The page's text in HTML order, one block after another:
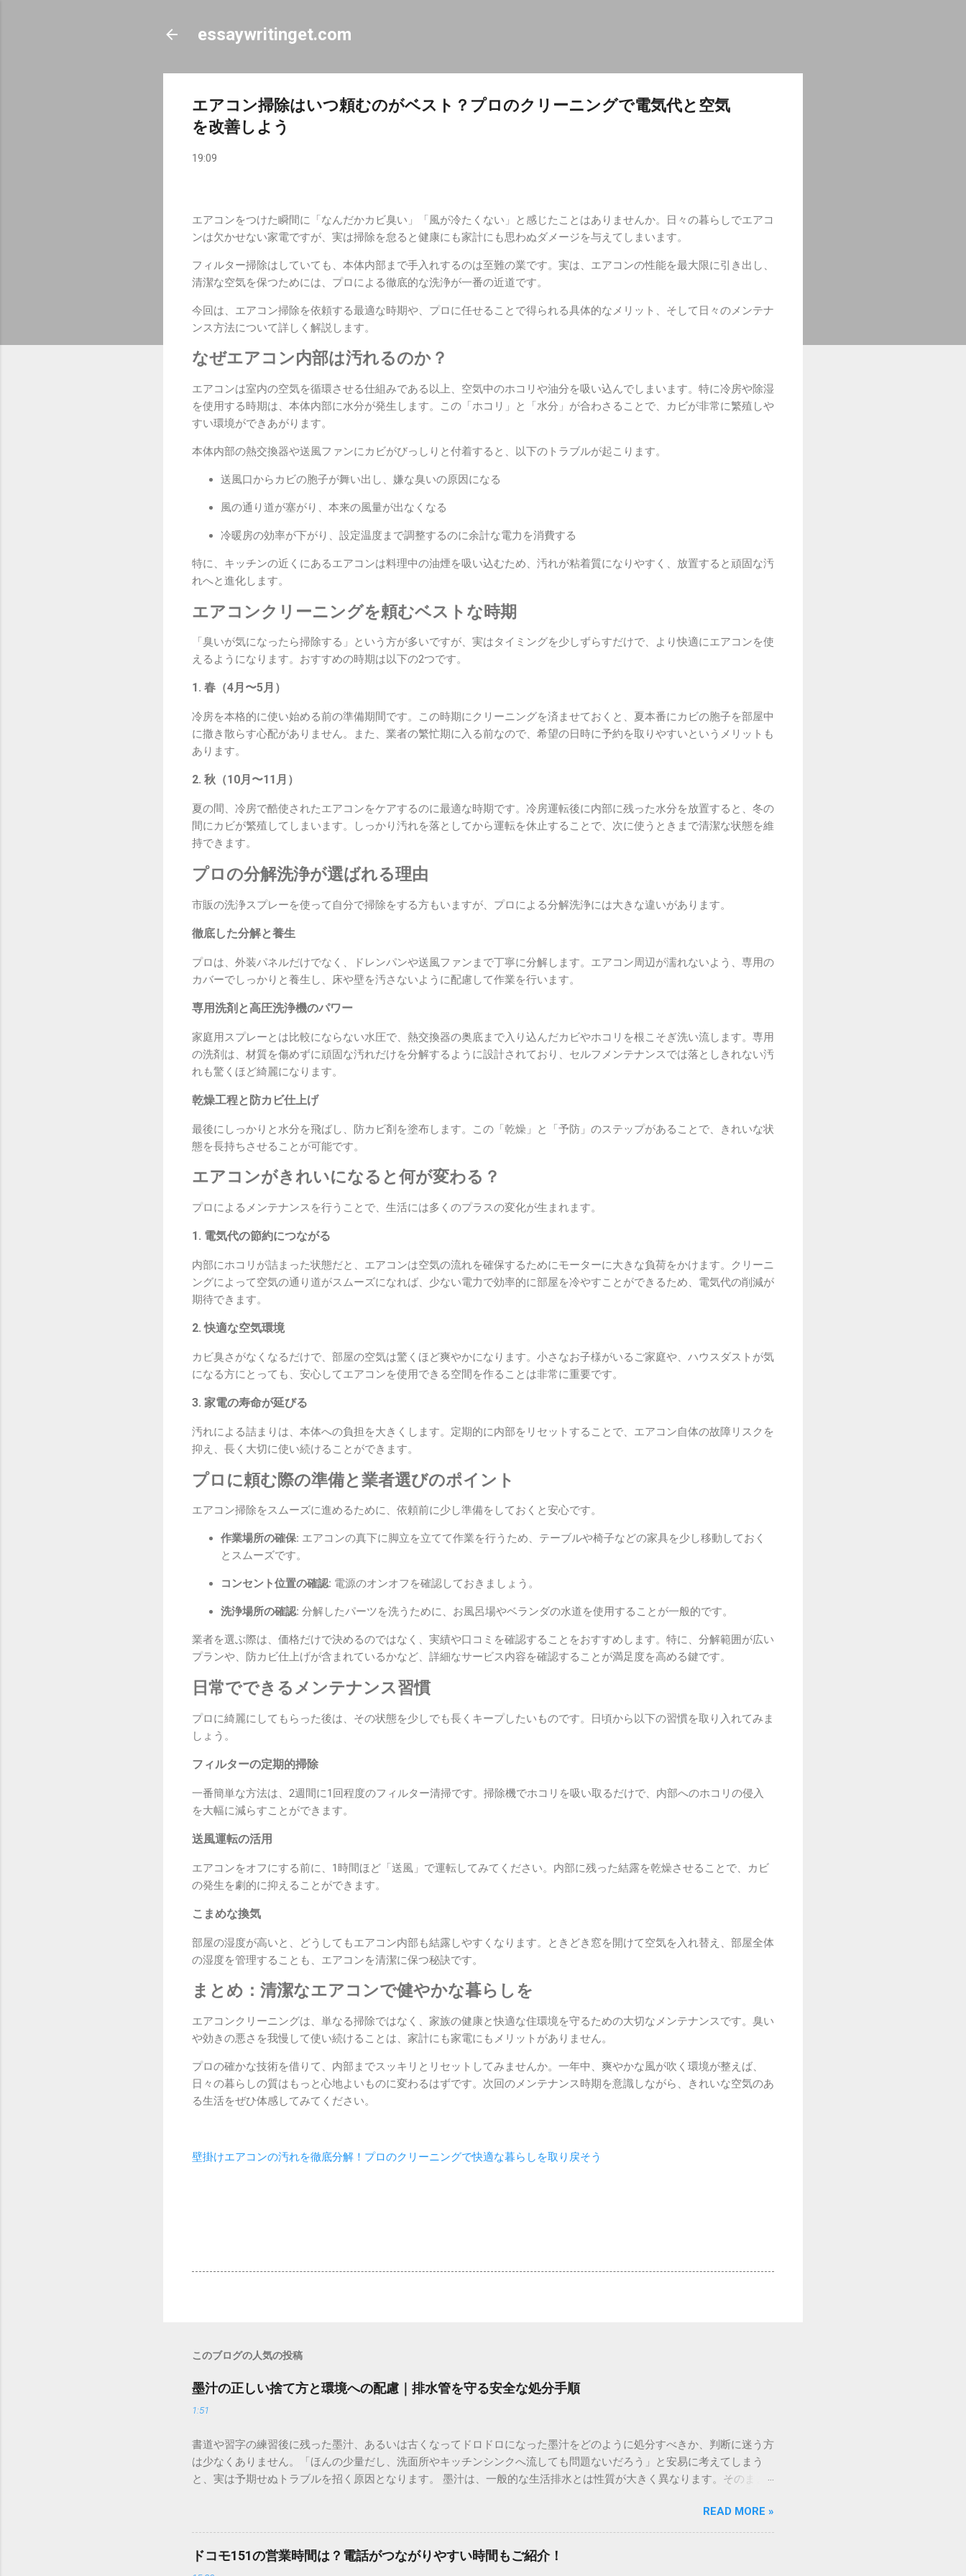
essaywritinget.com
エアコン掃除はいつ頼むのがベスト？プロのクリーニングで電気代と空気
を改善しよう
19:09
エアコンをつけた瞬間に「なんだかカビ臭い」「風が冷たくない」と感じたことはありませんか。日々の暮らしでエアコ
ンは欠かせない家電ですが、実は掃除を怠ると健康にも家計にも思わぬダメージを与えてしまいます。
フィルター掃除はしていても、本体内部まで手入れするのは至難の業です。実は、エアコンの性能を最大限に引き出し、
清潔な空気を保つためには、プロによる徹底的な洗浄が一番の近道です。
今回は、エアコン掃除を依頼する最適な時期や、プロに任せることで得られる具体的なメリット、そして日々のメンテナ
ンス方法について詳しく解説します。
なぜエアコン内部は汚れるのか？
エアコンは室内の空気を循環させる仕組みである以上、空気中のホコリや油分を吸い込んでしまいます。特に冷房や除湿
を使用する時期は、本体内部に水分が発生します。この「ホコリ」と「水分」が合わさることで、カビが非常に繁殖しや
すい環境ができあがります。
本体内部の熱交換器や送風ファンにカビがびっしりと付着すると、以下のトラブルが起こります。
送風口からカビの胞子が舞い出し、嫌な臭いの原因になる
風の通り道が塞がり、本来の風量が出なくなる
冷暖房の効率が下がり、設定温度まで調整するのに余計な電力を消費する
特に、キッチンの近くにあるエアコンは料理中の油煙を吸い込むため、汚れが粘着質になりやすく、放置すると頑固な汚
れへと進化します。
エアコンクリーニングを頼むベストな時期
「臭いが気になったら掃除する」という方が多いですが、実はタイミングを少しずらすだけで、より快適にエアコンを使
えるようになります。おすすめの時期は以下の2つです。
1. 春（4月〜5月）
冷房を本格的に使い始める前の準備期間です。この時期にクリーニングを済ませておくと、夏本番にカビの胞子を部屋中
に撒き散らす心配がありません。また、業者の繁忙期に入る前なので、希望の日時に予約を取りやすいというメリットも
あります。
2. 秋（10月〜11月）
夏の間、冷房で酷使されたエアコンをケアするのに最適な時期です。冷房運転後に内部に残った水分を放置すると、冬の
間にカビが繁殖してしまいます。しっかり汚れを落としてから運転を休止することで、次に使うときまで清潔な状態を維
持できます。
プロの分解洗浄が選ばれる理由
市販の洗浄スプレーを使って自分で掃除をする方もいますが、プロによる分解洗浄には大きな違いがあります。
徹底した分解と養生
プロは、外装パネルだけでなく、ドレンパンや送風ファンまで丁寧に分解します。エアコン周辺が濡れないよう、専用の
カバーでしっかりと養生し、床や壁を汚さないように配慮して作業を行います。
専用洗剤と高圧洗浄機のパワー
家庭用スプレーとは比較にならない水圧で、熱交換器の奥底まで入り込んだカビやホコリを根こそぎ洗い流します。専用
の洗剤は、材質を傷めずに頑固な汚れだけを分解するように設計されており、セルフメンテナンスでは落としきれない汚
れも驚くほど綺麗になります。
乾燥工程と防カビ仕上げ
最後にしっかりと水分を飛ばし、防カビ剤を塗布します。この「乾燥」と「予防」のステップがあることで、きれいな状
態を長持ちさせることが可能です。
エアコンがきれいになると何が変わる？
プロによるメンテナンスを行うことで、生活には多くのプラスの変化が生まれます。
1. 電気代の節約につながる
内部にホコリが詰まった状態だと、エアコンは空気の流れを確保するためにモーターに大きな負荷をかけます。クリーニ
ングによって空気の通り道がスムーズになれば、少ない電力で効率的に部屋を冷やすことができるため、電気代の削減が
期待できます。
2. 快適な空気環境
カビ臭さがなくなるだけで、部屋の空気は驚くほど爽やかになります。小さなお子様がいるご家庭や、ハウスダストが気
になる方にとっても、安心してエアコンを使用できる空間を作ることは非常に重要です。
3. 家電の寿命が延びる
汚れによる詰まりは、本体への負担を大きくします。定期的に内部をリセットすることで、エアコン自体の故障リスクを
抑え、長く大切に使い続けることができます。
プロに頼む際の準備と業者選びのポイント
エアコン掃除をスムーズに進めるために、依頼前に少し準備をしておくと安心です。
作業場所の確保: エアコンの真下に脚立を立てて作業を行うため、テーブルや椅子などの家具を少し移動しておく
とスムーズです。
コンセント位置の確認: 電源のオンオフを確認しておきましょう。
洗浄場所の確認: 分解したパーツを洗うために、お風呂場やベランダの水道を使用することが一般的です。
業者を選ぶ際は、価格だけで決めるのではなく、実績や口コミを確認することをおすすめします。特に、分解範囲が広い
プランや、防カビ仕上げが含まれているかなど、詳細なサービス内容を確認することが満足度を高める鍵です。
日常でできるメンテナンス習慣
プロに綺麗にしてもらった後は、その状態を少しでも長くキープしたいものです。日頃から以下の習慣を取り入れてみま
しょう。
フィルターの定期的掃除
一番簡単な方法は、2週間に1回程度のフィルター清掃です。掃除機でホコリを吸い取るだけで、内部へのホコリの侵入
を大幅に減らすことができます。
送風運転の活用
エアコンをオフにする前に、1時間ほど「送風」で運転してみてください。内部に残った結露を乾燥させることで、カビ
の発生を劇的に抑えることができます。
こまめな換気
部屋の湿度が高いと、どうしてもエアコン内部も結露しやすくなります。ときどき窓を開けて空気を入れ替え、部屋全体
の湿度を管理することも、エアコンを清潔に保つ秘訣です。
まとめ：清潔なエアコンで健やかな暮らしを
エアコンクリーニングは、単なる掃除ではなく、家族の健康と快適な住環境を守るための大切なメンテナンスです。臭い
や効きの悪さを我慢して使い続けることは、家計にも家電にもメリットがありません。
プロの確かな技術を借りて、内部までスッキリとリセットしてみませんか。一年中、爽やかな風が吹く環境が整えば、
日々の暮らしの質はもっと心地よいものに変わるはずです。次回のメンテナンス時期を意識しながら、きれいな空気のあ
る生活をぜひ体感してみてください。
壁掛けエアコンの汚れを徹底分解！プロのクリーニングで快適な暮らしを取り戻そう
このブログの人気の投稿
墨汁の正しい捨て方と環境への配慮｜排水管を守る安全な処分手順
1:51
書道や習字の練習後に残った墨汁、あるいは古くなってドロドロになった墨汁をどのように処分すべきか、判断に迷う方
は少なくありません。「ほんの少量だし、洗面所やキッチンシンクへ流しても問題ないだろう」と安易に考えてしまう
と、実は予期せぬトラブルを招く原因となります。 墨汁は、一般的な生活排水とは性質が大きく異なります。そのまま
は、墨汁を安全かつ環境に優しい方法で処分するための手順と、容器を適切に分別する方法を徹底解説します。 墨汁を
「排水口に流してはいけない」3つの理由 墨汁の主成分は「煤（すす）」と「膠（にかわ）」、そして水です。これらは
非常に微細かつ独特の粘性を持っているため、下水処理や配管維持の観点から以下の問題が発生します。 1. 環境への深
刻な負荷 墨汁に含まれる煤の粒子は極めて微細です。現代の排水処理施設であっても、これらの微粒子を完全に分解・
READ MORE »
ドコモ151の営業時間は？電話がつながりやすい時間もご紹介！